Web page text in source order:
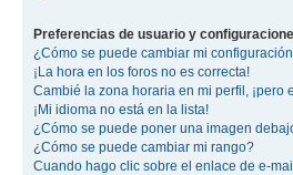
Preferencias de usuario y
¿Cómo se puede cambiar mi
¡La hora en los foros no es correcta!
Cambié la zona horaria en mi perfil, ¡pero
¡Mi idioma no está en la lista!
¿Cómo se puede poner una imagen
¿Cómo se puede cambiar mi rango?
Cuando hago clic sobre el enlace de e-